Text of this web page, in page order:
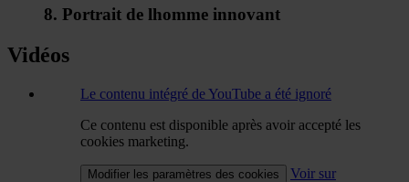
8. Portrait de lhomme innovant
Vidéos
Le contenu intégré de YouTube a été ignoré
Ce contenu est disponible après avoir accepté les
cookies marketing.
Modifier les paramètres des cookies
Voir sur